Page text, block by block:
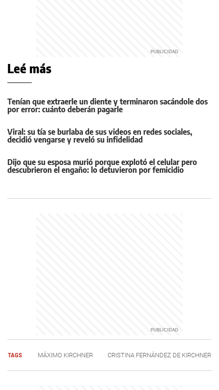
Leé más
Tenían que extraerle un diente y terminaron sacándole dos
por error: cuánto deberán pagarle
Viral: su tía se burlaba de sus videos en redes sociales,
decidió vengarse y reveló su infidelidad
Dijo que su esposa murió porque explotó el celular pero
descubrieron el engaño: lo detuvieron por femicidio
TAGS MÁXIMO KIRCHNER CRISTINA FERNÁNDEZ DE KIRCHNER